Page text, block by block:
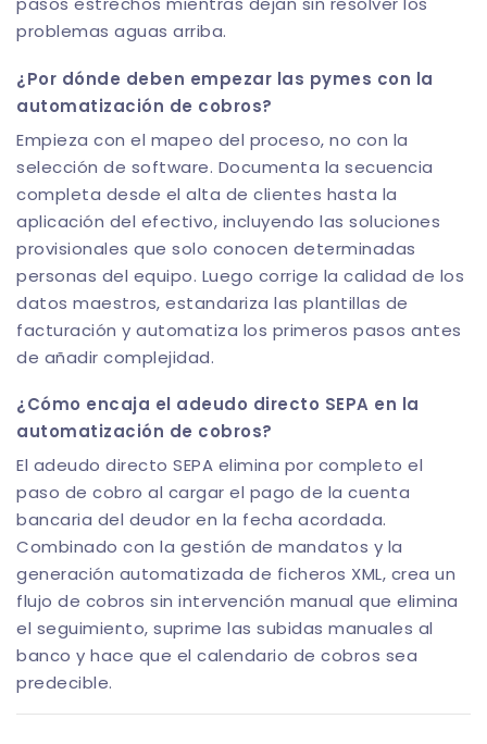
problemas aguas arriba.
¿Por dónde deben empezar las pymes con la
automatización de cobros?
Empieza con el mapeo del proceso, no con la
selección de software. Documenta la secuencia
completa desde el alta de clientes hasta la
aplicación del efectivo, incluyendo las soluciones
provisionales que solo conocen determinadas
personas del equipo. Luego corrige la calidad de los
datos maestros, estandariza las plantillas de
facturación y automatiza los primeros pasos antes
de añadir complejidad.
¿Cómo encaja el adeudo directo SEPA en la
automatización de cobros?
El adeudo directo SEPA elimina por completo el
paso de cobro al cargar el pago de la cuenta
bancaria del deudor en la fecha acordada.
Combinado con la gestión de mandatos y la
generación automatizada de ficheros XML, crea un
flujo de cobros sin intervención manual que elimina
el seguimiento, suprime las subidas manuales al
banco y hace que el calendario de cobros sea
predecible.